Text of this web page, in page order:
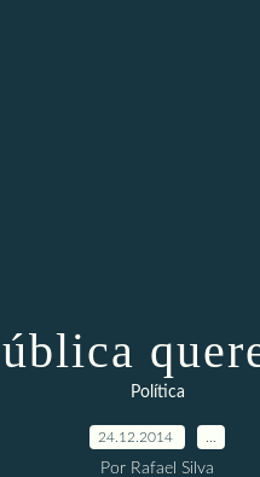
Política
24.12.2014
Por Rafael Silva